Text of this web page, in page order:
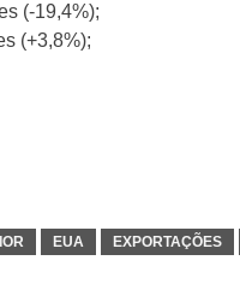
(-19,4%);
(+3,8%);
EUA EXPORTAÇÕES